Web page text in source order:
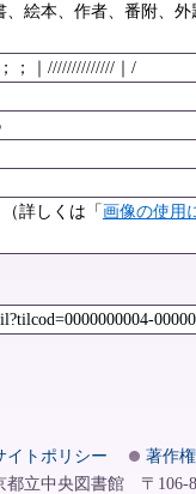
、絵本、作者、番附、外
；｜//////////////｜/
詳しくは「画像の使用
イトポリシー
著作
都立中央図書館 〒106-